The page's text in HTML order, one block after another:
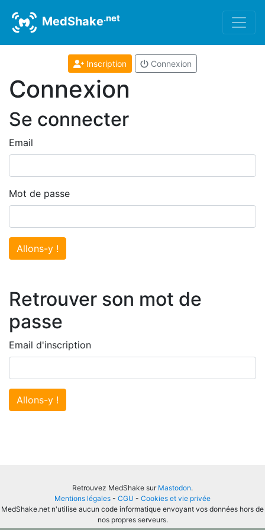
MedShake.net
Inscription Connexion
Connexion
Se connecter
Email
Mot de passe
Allons-y !
Retrouver son mot de
passe
Email d'inscription
Allons-y !
Retrouvez MedShake sur Mastodon.
Mentions légales - CGU - Cookies et vie privée
MedShake.net n'utilise aucun code informatique envoyant vos données hors de
nos propres serveurs.